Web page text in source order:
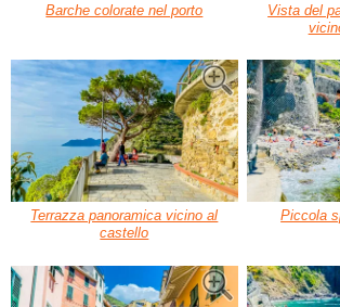
Barche colorate nel porto
Vista del
Terrazza panoramica vicino al
castello
Piccola